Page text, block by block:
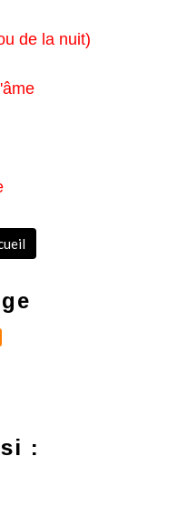
de la nuit)
: